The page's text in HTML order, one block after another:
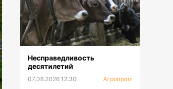
Несправедливость
десятилетий
07.08.2026 12:30 Агропром